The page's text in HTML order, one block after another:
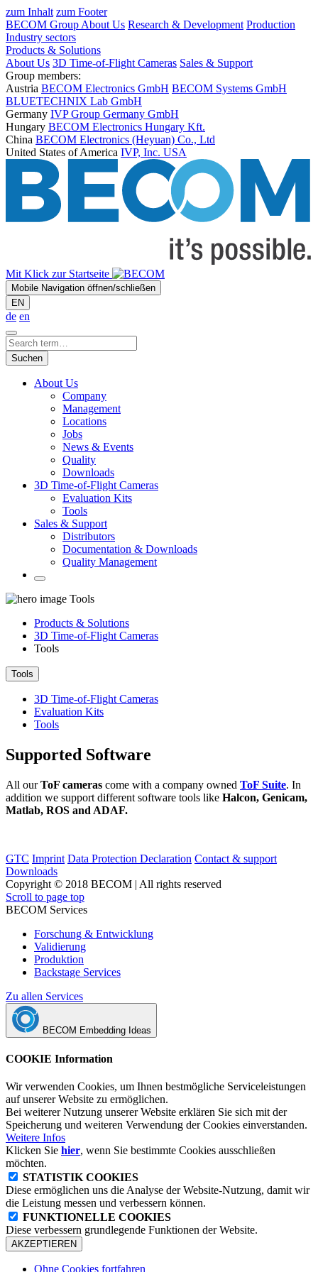
zum Inhalt zum Footer
BECOM Group About Us Research & Development Production
Industry sectors
Products & Solutions
About Us 3D Time-of-Flight Cameras Sales & Support
Group members:
Austria BECOM Electronics GmbH BECOM Systems GmbH
BLUETECHNIX Lab GmbH
Germany IVP Group Germany GmbH
Hungary BECOM Electronics Hungary Kft.
China BECOM Electronics (Heyuan) Co., Ltd
United States of America IVP, Inc. USA
Mit Klick zur Startseite
Mobile Navigation öffnen/schließen
EN
de en
Suchen
About Us
Company
Management
Locations
Jobs
News & Events
Quality
Downloads
3D Time-of-Flight Cameras
Evaluation Kits
Tools
Sales & Support
Distributors
Documentation & Downloads
Quality Management
Tools
Products & Solutions
3D Time-of-Flight Cameras
Tools
Tools
3D Time-of-Flight Cameras
Evaluation Kits
Tools
Supported Software
All ourToF cameras come with a company owned ToF Suite. In
addition we support different software tools like Halcon, Genicam,
Matlab, ROS and ADAF.
GTC Imprint Data Protection Declaration Contact & support
Downloads
Copyright © 2018 BECOM | All rights reserved
Scroll to page top
BECOM Services
Forschung & Entwicklung
Validierung
Produktion
Backstage Services
Zu allen Services
BECOM Embedding Ideas
COOKIE Information
Wir verwenden Cookies, um Ihnen bestmögliche Serviceleistungen
auf unserer Website zu ermöglichen.
Bei weiterer Nutzung unserer Website erklären Sie sich mit der
Speicherung und weiteren Verwendung der Cookies einverstanden.
Weitere Infos
Klicken Sie hier, wenn Sie bestimmte Cookies ausschließen
möchten.
STATISTIK COOKIES
Diese ermöglichen uns die Analyse der Website-Nutzung, damit wir
die Leistung messen und verbessern können.
FUNKTIONELLE COOKIES
Diese verbessern grundlegende Funktionen der Website.
AKZEPTIEREN
Ohne Cookies fortfahren